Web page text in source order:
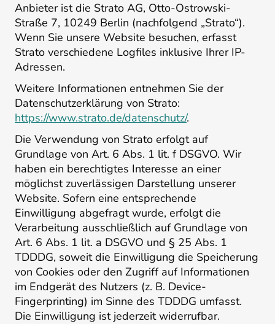
Anbieter ist die Strato AG, Otto-Ostrowski-
Straße 7, 10249 Berlin (nachfolgend „Strato“).
Wenn Sie unsere Website besuchen, erfasst
Strato verschiedene Logfiles inklusive Ihrer IP-
Adressen.
Weitere Informationen entnehmen Sie der
Datenschutzerklärung von Strato:
https://www.strato.de/datenschutz/.
Die Verwendung von Strato erfolgt auf
Grundlage von Art. 6 Abs. 1 lit. f DSGVO. Wir
haben ein berechtigtes Interesse an einer
möglichst zuverlässigen Darstellung unserer
Website. Sofern eine entsprechende
Einwilligung abgefragt wurde, erfolgt die
Verarbeitung ausschließlich auf Grundlage von
Art. 6 Abs. 1 lit. a DSGVO und § 25 Abs. 1
TDDDG, soweit die Einwilligung die Speicherung
von Cookies oder den Zugriff auf Informationen
im Endgerät des Nutzers (z. B. Device-
Fingerprinting) im Sinne des TDDDG umfasst.
Die Einwilligung ist jederzeit widerrufbar.